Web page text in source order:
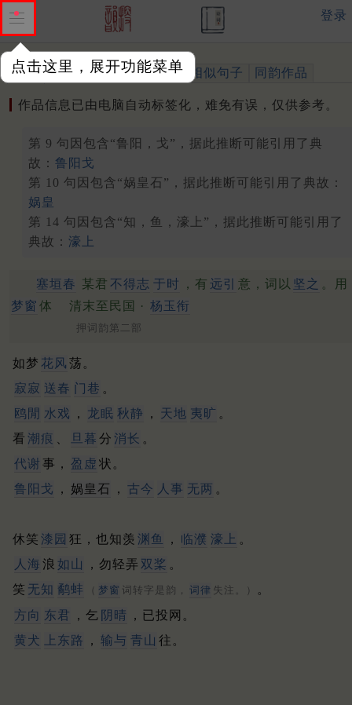
点击这里，展开功能菜单
登录
作品 标注四声 出处、引用 相似句子 同韵作品
作品信息已由电脑自动标签化，难免有误，仅供参考。
第 9 句因包含“鲁阳，戈”，据此推断可能引用了典
故： 鲁阳戈
第 10 句因包含“娲皇石”，据此推断可能引用了典故：
娲皇
第 14 句因包含“知，鱼，濠上”，据此推断可能引用了
典故： 濠上
塞垣春 某君 不得志 于时 ，有 远引 意，词以 坚之 。用
梦窗 体 清末至民国 · 杨玉衔
押词韵第二部
如梦 花风 荡。
寂寂 送春 门巷 。
鸥閒 水戏 ， 龙眠 秋静 ， 天地 夷旷 。
看 潮痕 旦暮 分 消长 。
代谢 事， 盈虚 状。
鲁阳 戈 ， 娲皇石 ， 古今 人事 无两 。
休笑 漆园 狂，也知羡 渊鱼 ， 临濮 濠上 。
人海 浪 如山 ，勿轻弄 双桨 。
笑 无知 鹬蚌 （ 梦窗 词转字是韵， 词律 失注。）
。
方向 东君 ，乞 阴晴
，已投网。
黄犬
上东路 ， 输与 青山 往。